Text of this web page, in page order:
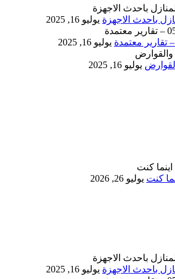
يوليو 16, 2025
يوليو 16, 2025
يوليو 16, 2025
يوليو 26, 2026
يوليو 16, 2025